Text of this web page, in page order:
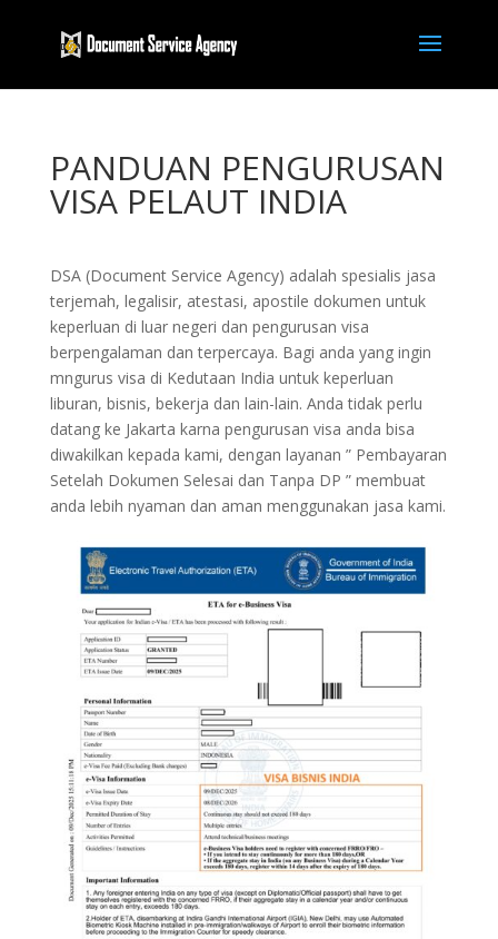
PANDUAN PENGURUSAN
VISA PELAUT INDIA
DSA (Document Service Agency) adalah spesialis jasa
terjemah, legalisir, atestasi, apostile dokumen untuk
keperluan di luar negeri dan pengurusan visa
berpengalaman dan terpercaya. Bagi anda yang ingin
mngurus visa di Kedutaan India untuk keperluan
liburan, bisnis, bekerja dan lain-lain. Anda tidak perlu
datang ke Jakarta karna pengurusan visa anda bisa
diwakilkan kepada kami, dengan layanan ” Pembayaran
Setelah Dokumen Selesai dan Tanpa DP ” membuat
anda lebih nyaman dan aman menggunakan jasa kami.